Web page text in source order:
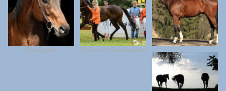
Starfighter Vítězství Sebastiano